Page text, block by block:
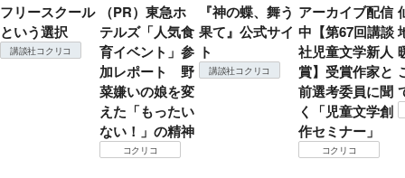
フリースクール
という選択
講談社コクリコ
（PR）東急ホ
テルズ「人気食
育イベント」参
加レポート 野
菜嫌いの娘を変
えた「もったい
ない！」の精神
コクリコ
『神の蝶、舞う
果て』公式サイ
ト
講談社コクリコ
アーカイブ配信
中【第67回講談
社児童文学新人
賞】受賞作家と
前選考委員に聞
く「児童文学創
作セミナー」
コクリコ